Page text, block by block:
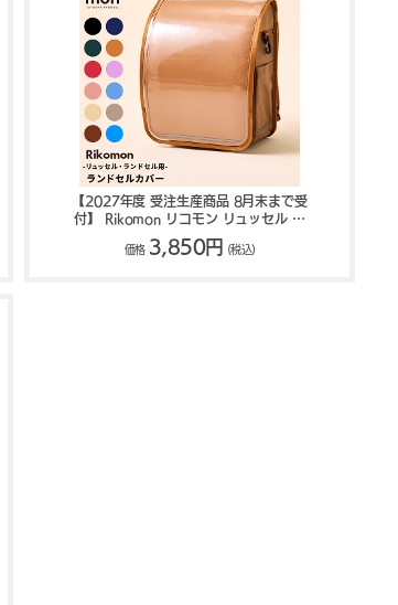
【2027年度 受注生産商品 8月末まで受
付】 Rikomon リコモン リュッセル ラ
ンドセルカバー RYU0010
価格 3,850円 (税込)